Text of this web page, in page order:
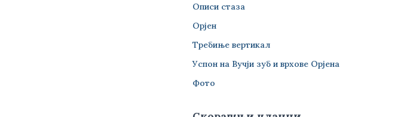
Описи стаза
Орјен
Требиње вертикал
Успон на Вучји зуб и врхове Орјена
Фото